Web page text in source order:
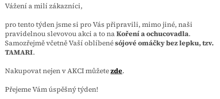
Vážení a milí zákazníci,
pro tento týden jsme si pro Vás připravili, mimo jiné, naši
pravidelnou slevovou akci a to naKoření a ochucovadla.
Samozřejmě včetně Vaší oblíbenésójové omáčky bez lepku, tzv.
TAMARI.
Nakupovat nejen v AKCI můžetezde.
Přejeme Vám úspěšný týden!